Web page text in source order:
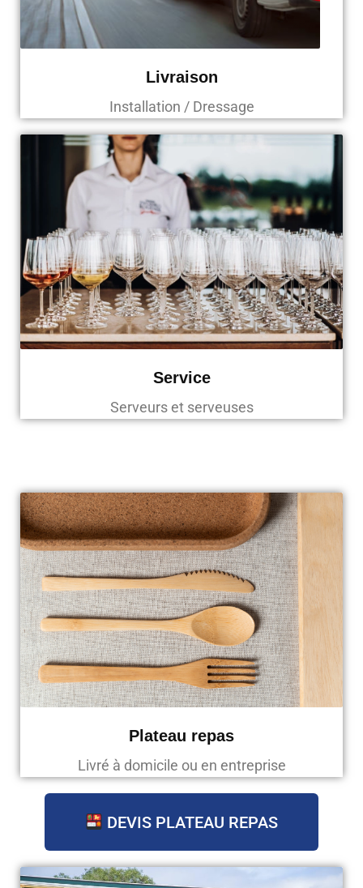
Livraison
Installation / Dressage
Service
Serveurs et serveuses
Plateau repas
Livré à domicile ou en entreprise
DEVIS PLATEAU REPAS